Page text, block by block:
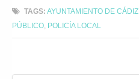
TAGS: AYUNTAMIENTO DE CÁDIZ
PÚBLICO
POLICÍA LOCAL